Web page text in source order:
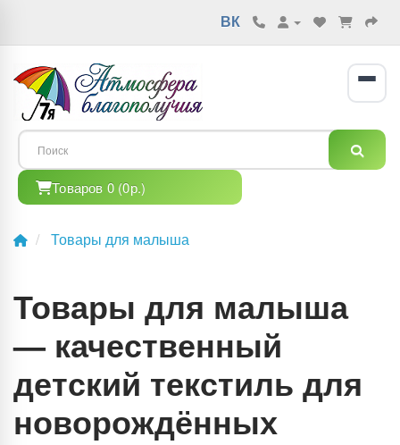
ВК
Товаров 0 (0р.)
Товары для малыша
Товары для малыша
— качественный
детский текстиль для
новорождённых